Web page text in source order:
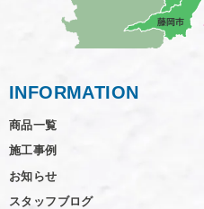
INFORMATION
商品一覧
施工事例
お知らせ
スタッフブログ